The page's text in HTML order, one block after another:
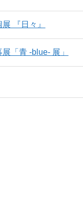
『日々』
「青 -blue- 展」